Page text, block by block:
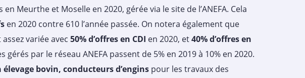
Meurthe et Moselle en 2020, gérée via le site de l’ANEFA. Cela
en 2020 contre 610 l’année passée. On notera également que
variée avec 50% d’offres en CDI en 2020, et40% d’offres en
gérés par le réseau ANEFA passent de 5% en 2019 à 10% en 2020.
bovin, conducteurs d’engins pour les travaux des